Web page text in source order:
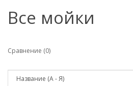
Все мойки
Сравнение (0)